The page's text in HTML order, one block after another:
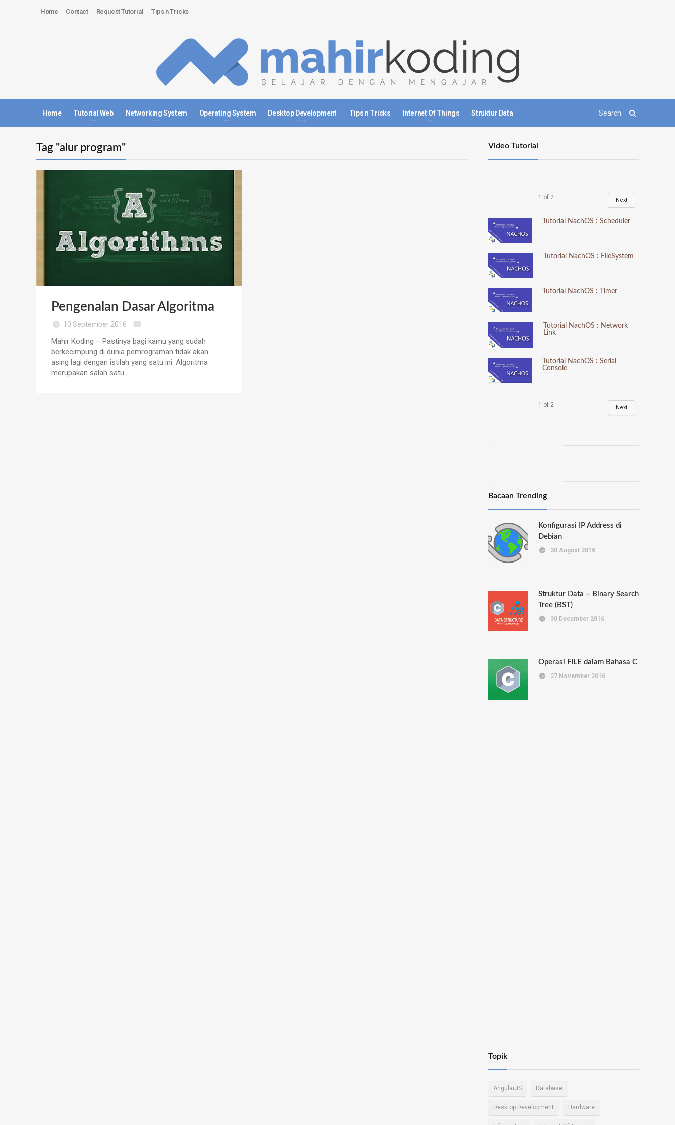
Home Contact Request Tutorial Tips n Tricks
Home Tutorial Web Networking System Operating System Desktop Development Tips n Tricks Internet Of Things Struktur Data
Tag "alur program"
Pengenalan Dasar Algoritma
10 September 2016
Mahir Koding – Pastinya bagi kamu yang sudah
berkecimpung di dunia pemrograman tidak akan
asing lagi dengan istilah yang satu ini. Algoritma
merupakan salah satu
Video Tutorial
1 of 2 Next
Tutorial NachOS : Scheduler
Tutorial NachOS : FileSystem
Tutorial NachOS : Timer
Tutorial NachOS : Network
Link
Tutorial NachOS : Serial
Console
1 of 2 Next
Bacaan Trending
Konfigurasi IP Address di
Debian
30 August 2016
Struktur Data – Binary Search
Tree (BST)
30 December 2016
Operasi FILE dalam Bahasa C
27 November 2016
Topik
AngularJS Database
Desktop Development Hardware